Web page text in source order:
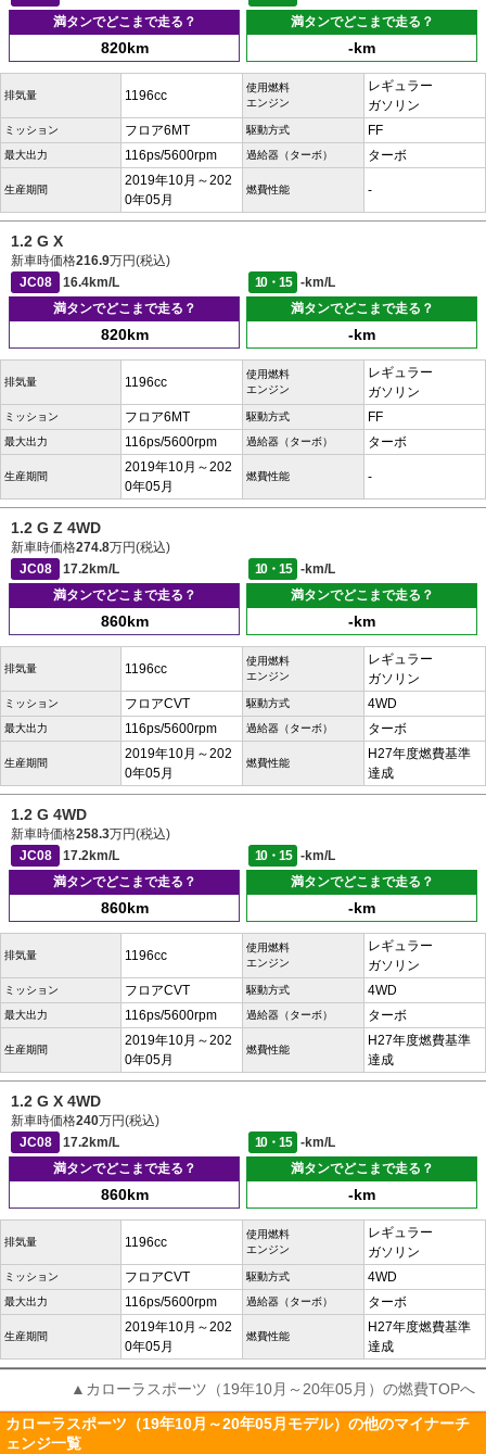
満タンでどこまで走る？
820km
満タンでどこまで走る？
-km
排気量 1196cc
使用燃料
エンジン
レギュラー
ガソリン
ミッション フロア6MT 駆動方式 FF
最大出力 116ps/5600rpm 過給器（ターボ） ターボ
生産期間
2019年10月～202
0年05月
燃費性能 -
1.2 G X
新車時価格216.9万円(税込)
JC08
16.4km/L 10・15
-km/L
満タンでどこまで走る？
820km
満タンでどこまで走る？
-km
排気量 1196cc
使用燃料
エンジン
レギュラー
ガソリン
ミッション フロア6MT 駆動方式 FF
最大出力 116ps/5600rpm 過給器（ターボ） ターボ
生産期間
2019年10月～202
0年05月
燃費性能 -
1.2 G Z 4WD
新車時価格274.8万円(税込)
JC08
17.2km/L 10・15
-km/L
満タンでどこまで走る？
860km
満タンでどこまで走る？
-km
排気量 1196cc
使用燃料
エンジン
レギュラー
ガソリン
ミッション フロアCVT 駆動方式 4WD
最大出力 116ps/5600rpm 過給器（ターボ） ターボ
生産期間
2019年10月～202
0年05月
燃費性能
H27年度燃費基準
達成
1.2 G 4WD
新車時価格258.3万円(税込)
JC08
17.2km/L 10・15
-km/L
満タンでどこまで走る？
860km
満タンでどこまで走る？
-km
排気量 1196cc
使用燃料
エンジン
レギュラー
ガソリン
ミッション フロアCVT 駆動方式 4WD
最大出力 116ps/5600rpm 過給器（ターボ） ターボ
生産期間
2019年10月～202
0年05月
燃費性能
H27年度燃費基準
達成
1.2 G X 4WD
新車時価格240万円(税込)
JC08
17.2km/L 10・15
-km/L
満タンでどこまで走る？
860km
満タンでどこまで走る？
-km
排気量 1196cc
使用燃料
エンジン
レギュラー
ガソリン
ミッション フロアCVT 駆動方式 4WD
最大出力 116ps/5600rpm 過給器（ターボ） ターボ
生産期間
2019年10月～202
0年05月
燃費性能
H27年度燃費基準
達成
▲カローラスポーツ（19年10月～20年05月）の燃費TOPへ
カローラスポーツ（19年10月～20年05月モデル）の他のマイナーチ
ェンジ一覧